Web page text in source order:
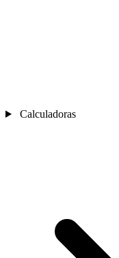
Calculadoras